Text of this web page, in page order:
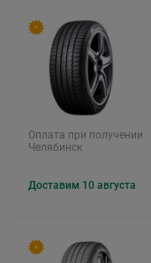
Оплата при получении
Челябинск
Доставим 10 августа